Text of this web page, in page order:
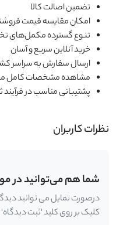
تضمین اصالت کالا
امکان مقایسه قیمت
تنوع گسترده مکمل‌های
خرید آنلاین سریع و آسان
ارسال سفارش به سراسر
مشاهده مشخصات کامل
پشتیبانی مناسب در
نظرات کاربران
شما هم می‌توانید در
درصورت تمایل می توانید
کلیک بر روی کلید 'ثبت دیدگاه'